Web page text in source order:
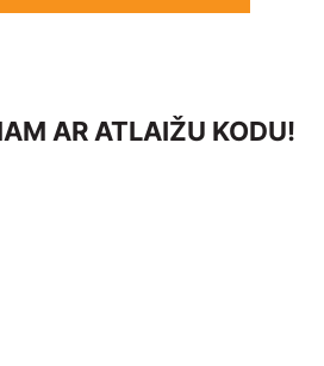
AR ATLAIŽU KODU!